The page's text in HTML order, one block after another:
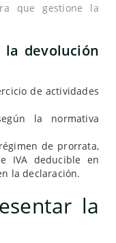
que gestione la
la devolución
de actividades
la normativa
de prorrata,
IVA deducible en
la declaración.
la